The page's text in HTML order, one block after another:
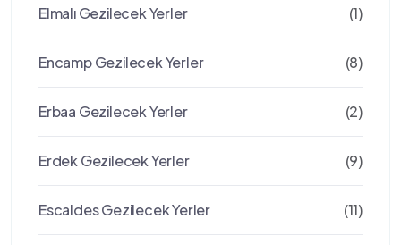
Elmalı Gezilecek Yerler (1)
Encamp Gezilecek Yerler (8)
Erbaa Gezilecek Yerler (2)
Erdek Gezilecek Yerler (9)
Escaldes Gezilecek Yerler (11)